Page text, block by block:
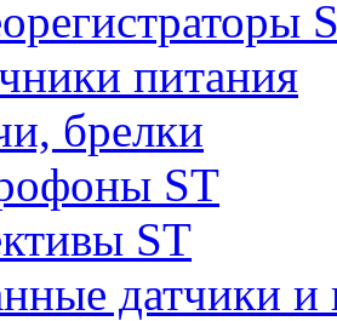
питания
брелки
ST
ST
датчики и